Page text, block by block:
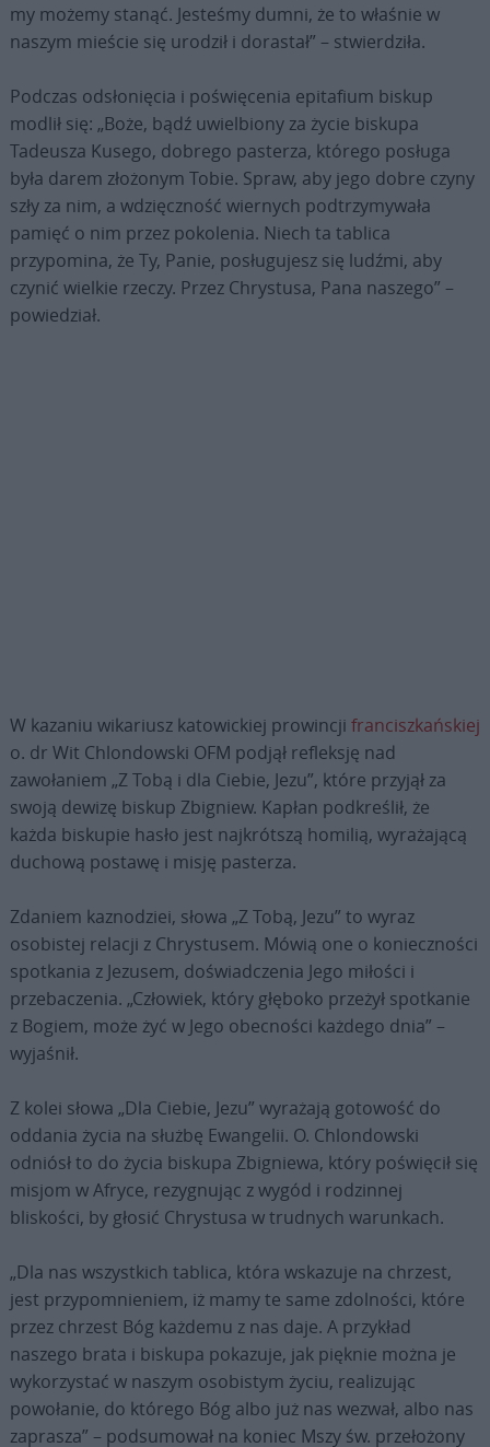
my możemy stanąć. Jesteśmy dumni, że to właśnie w
naszym mieście się urodził i dorastał” – stwierdziła.
Podczas odsłonięcia i poświęcenia epitafium biskup
modlił się: „Boże, bądź uwielbiony za życie biskupa
Tadeusza Kusego, dobrego pasterza, którego posługa
była darem złożonym Tobie. Spraw, aby jego dobre czyny
szły za nim, a wdzięczność wiernych podtrzymywała
pamięć o nim przez pokolenia. Niech ta tablica
przypomina, że Ty, Panie, posługujesz się ludźmi, aby
czynić wielkie rzeczy. Przez Chrystusa, Pana naszego” –
powiedział.
W kazaniu wikariusz katowickiej prowincji franciszkańskiej
o. dr Wit Chlondowski OFM podjął refleksję nad
zawołaniem „Z Tobą i dla Ciebie, Jezu”, które przyjął za
swoją dewizę biskup Zbigniew. Kapłan podkreślił, że
każda biskupie hasło jest najkrótszą homilią, wyrażającą
duchową postawę i misję pasterza.
Zdaniem kaznodziei, słowa „Z Tobą, Jezu” to wyraz
osobistej relacji z Chrystusem. Mówią one o konieczności
spotkania z Jezusem, doświadczenia Jego miłości i
przebaczenia. „Człowiek, który głęboko przeżył spotkanie
z Bogiem, może żyć w Jego obecności każdego dnia” –
wyjaśnił.
Z kolei słowa „Dla Ciebie, Jezu” wyrażają gotowość do
oddania życia na służbę Ewangelii. O. Chlondowski
odniósł to do życia biskupa Zbigniewa, który poświęcił się
misjom w Afryce, rezygnując z wygód i rodzinnej
bliskości, by głosić Chrystusa w trudnych warunkach.
„Dla nas wszystkich tablica, która wskazuje na chrzest,
jest przypomnieniem, iż mamy te same zdolności, które
przez chrzest Bóg każdemu z nas daje. A przykład
naszego brata i biskupa pokazuje, jak pięknie można je
wykorzystać w naszym osobistym życiu, realizując
powołanie, do którego Bóg albo już nas wezwał, albo nas
zaprasza” – podsumował na koniec Mszy św. przełożony